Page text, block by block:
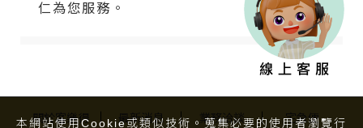
仁為您服務。
關於客樂得 最新消息 業務洽談 宅急便
本網站使用Cookie或類似技術。蒐集必要的使用者瀏覽行